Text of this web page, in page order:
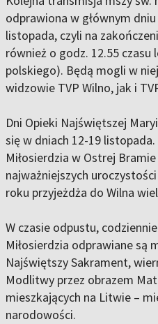
odprawiona w głównym
listopada, czyli na
również o godz. 12.55 czasu
polskiego). Będą mogli w
widzowie TVP Wilno, jak i
Dni Opieki Najświętszej
się w dniach 12-19
Miłosierdzia w Ostrej
najważniejszych
roku przyjeżdża do Wilna
W czasie odpustu,
Miłosierdzia odprawiane są
Najświętszy Sakrament,
Modlitwy przez obrazem
mieszkających na Litwie –
narodowości.